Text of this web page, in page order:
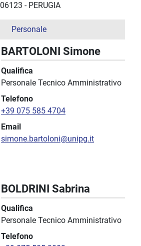
06123 - PERUGIA
Personale
BARTOLONI Simone
Qualifica
Personale Tecnico Amministrativo
Telefono
+39 075 585 4704
Email
simone.bartoloni@unipg.it
BOLDRINI Sabrina
Qualifica
Personale Tecnico Amministrativo
Telefono